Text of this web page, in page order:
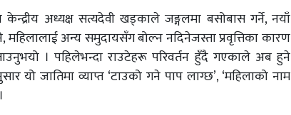
केन्द्रीय अध्यक्ष सत्यदेवी खड्काले जङ्गलमा बसोबास गर्ने, नयाँ
अन्य समुदायसँग बोल्न नदिनेजस्ता प्रवृत्तिका कारण
। पहिलेभन्दा राउटेहरू परिवर्तन हुँदै गएकाले अब हुने
यो जातिमा व्याप्त ‘टाउको गने पाप लाग्छ’, ‘महिलाको नाम